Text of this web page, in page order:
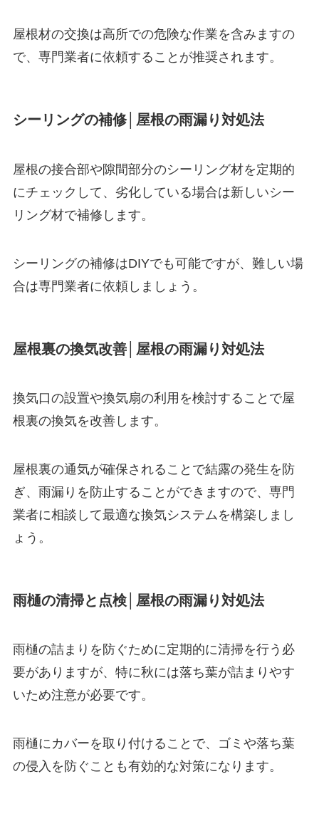
屋根材の交換は高所での危険な作業を含みますの
で、専門業者に依頼することが推奨されます。
シーリングの補修│屋根の雨漏り対処法
屋根の接合部や隙間部分のシーリング材を定期的
にチェックして、劣化している場合は新しいシー
リング材で補修します。
シーリングの補修はDIYでも可能ですが、難しい場
合は専門業者に依頼しましょう。
屋根裏の換気改善│屋根の雨漏り対処法
換気口の設置や換気扇の利用を検討することで屋
根裏の換気を改善します。
屋根裏の通気が確保されることで結露の発生を防
ぎ、雨漏りを防止することができますので、専門
業者に相談して最適な換気システムを構築しまし
ょう。
雨樋の清掃と点検│屋根の雨漏り対処法
雨樋の詰まりを防ぐために定期的に清掃を行う必
要がありますが、特に秋には落ち葉が詰まりやす
いため注意が必要です。
雨樋にカバーを取り付けることで、ゴミや落ち葉
の侵入を防ぐことも有効的な対策になります。